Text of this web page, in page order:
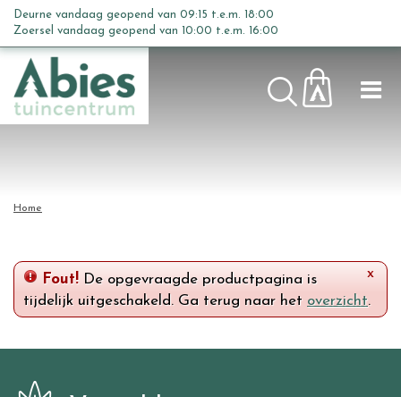
n
Home
Deurne vandaag geopend van 09:15 t.e.m. 18:00
Zoersel vandaag geopend van 10:00 t.e.m. 16:00
x
Fout! De opgevraagde productpagina is
tijdelijk uitgeschakeld. Ga terug naar het overzicht.